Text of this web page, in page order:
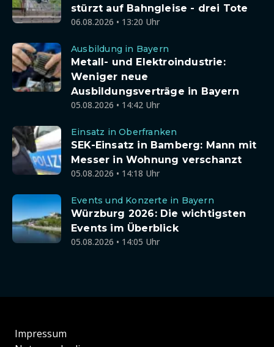
stürzt auf Bahngleise - drei Tote
06.08.2026 • 13:20 Uhr
Ausbildung in Bayern
Metall- und Elektroindustrie:
Weniger neue
Ausbildungsverträge in Bayern
05.08.2026 • 14:42 Uhr
Einsatz in Oberfranken
SEK-Einsatz in Bamberg: Mann mit
Messer in Wohnung verschanzt
05.08.2026 • 14:18 Uhr
Events und Konzerte in Bayern
Würzburg 2026: Die wichtigsten
Events im Überblick
05.08.2026 • 14:05 Uhr
Impressum